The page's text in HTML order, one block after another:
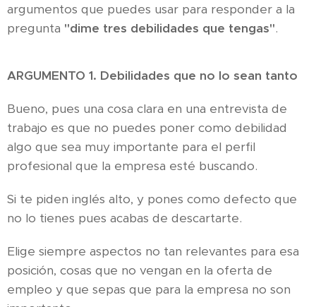
argumentos que puedes usar para responder a la
pregunta "dime tres debilidades que tengas".
ARGUMENTO 1. Debilidades que no lo sean tanto
Bueno, pues una cosa clara en una entrevista de
trabajo es que no puedes poner como debilidad
algo que sea muy importante para el perfil
profesional que la empresa esté buscando.
Si te piden inglés alto, y pones como defecto que
no lo tienes pues acabas de descartarte.
Elige siempre aspectos no tan relevantes para esa
posición, cosas que no vengan en la oferta de
empleo y que sepas que para la empresa no son